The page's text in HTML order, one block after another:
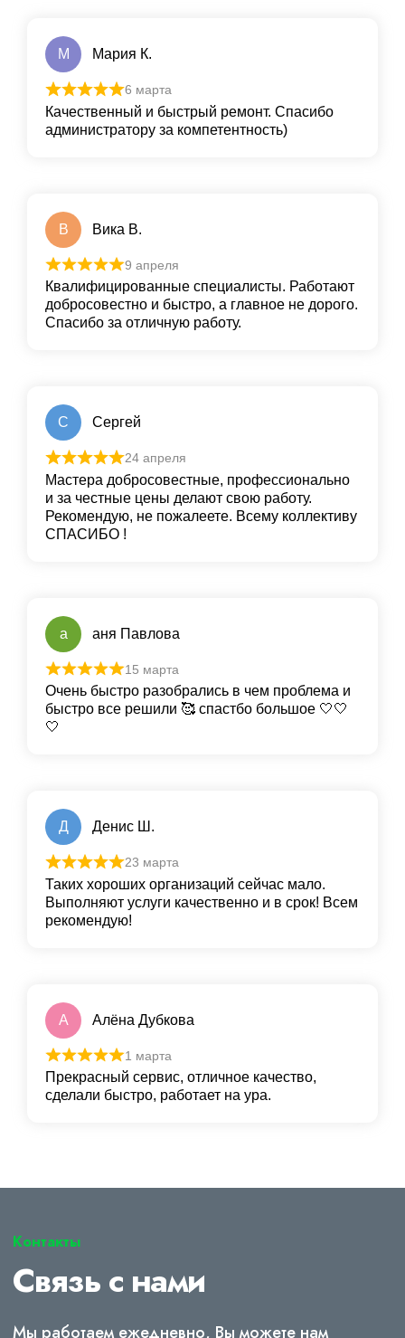
М Мария К.
6 марта
Качественный и быстрый ремонт. Спасибо
администратору за компетентность)
В Вика В.
9 апреля
Квалифицированные специалисты. Работают
добросовестно и быстро, а главное не дорого.
Спасибо за отличную работу.
С Сергей
24 апреля
Мастера добросовестные, профессионально
и за честные цены делают свою работу.
Рекомендую, не пожалеете. Всему коллективу
СПАСИБО !
а аня Павлова
15 марта
Очень быстро разобрались в чем проблема и
быстро все решили 🥰 спастбо большое 🤍🤍
🤍
Д Денис Ш.
23 марта
Таких хороших организаций сейчас мало.
Выполняют услуги качественно и в срок! Всем
рекомендую!
А Алёна Дубкова
1 марта
Прекрасный сервис, отличное качество,
сделали быстро, работает на ура.
Контакты
Связь с нами
Мы работаем ежедневно, Вы можете нам